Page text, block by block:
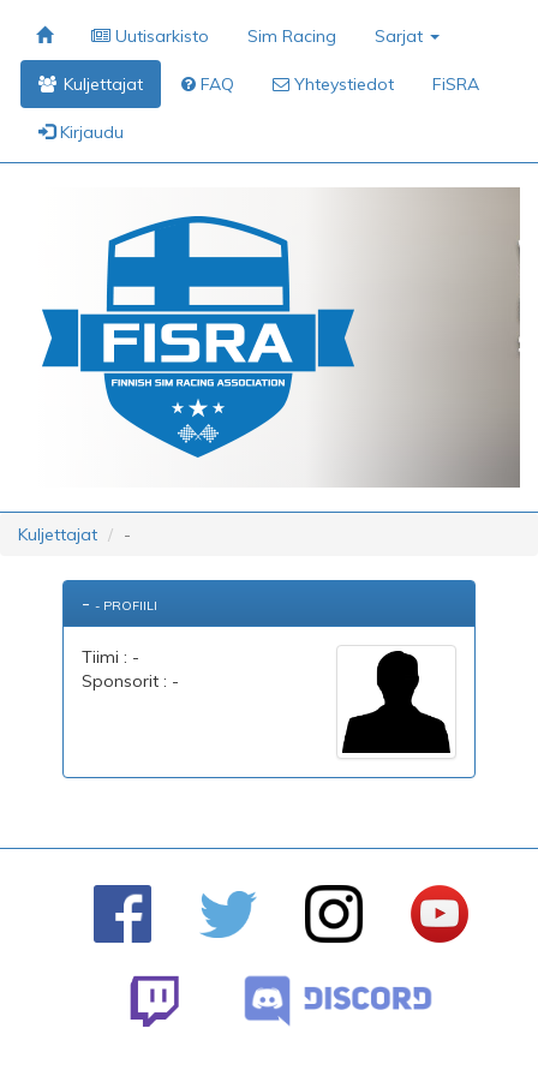
Uutisarkisto Sim Racing Sarjat
Kuljettajat FAQ Yhteystiedot FiSRA
Kirjaudu
Kuljettajat -
- - PROFIILI
Tiimi : -
Sponsorit : -